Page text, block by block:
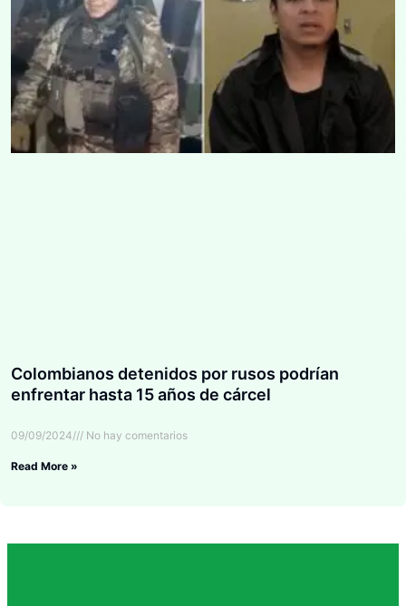
Colombianos detenidos por rusos podrían
enfrentar hasta 15 años de cárcel
09/09/2024 No hay comentarios
Read More »